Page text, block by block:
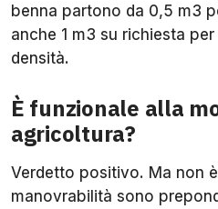
benna partono da 0,5 m3
anche 1 m3 su richiesta
densità.
È funzionale alla
agricoltura?
Verdetto positivo. Ma non
manovrabilità sono